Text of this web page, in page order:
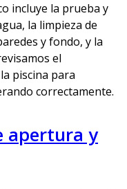
incluye la prueba y
la limpieza de
y fondo, y la
el
piscina para
correctamente.
apertura y